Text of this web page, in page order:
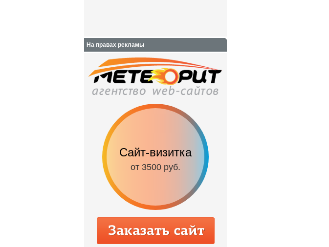
На правах рекламы
Сайт-визитка
от 3500 руб.